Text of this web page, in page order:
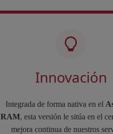
Innovación
Integrada de forma nativa en el
RAM, esta versión le sitúa en el
mejora continua de nuestros